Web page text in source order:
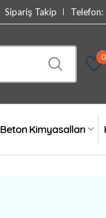
Sipariş Takip Telefon:
0
Beton Kimyasalları